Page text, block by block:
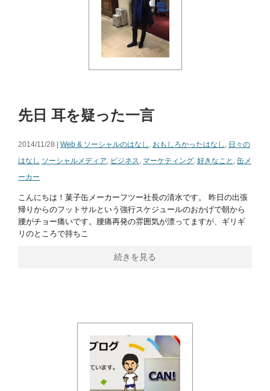
先日 耳を疑った一言
2014/11/28 | Web & ソーシャルのはなし , おもしろかったはなし , 日々の
はなし ソーシャルメディア, ビジネス, マーケティング, 好きなこと , 缶メ
ーカー
こんにちは！菓子缶メーカーフツー社長の清水です。 昨日の出張
帰りからのフットサルという強行スケジュールのおかげで朝から
腰がチョー痛いです。腰痛再発の雰囲気が漂ってますが、ギリギ
リのところで持ちこ
続きを見る